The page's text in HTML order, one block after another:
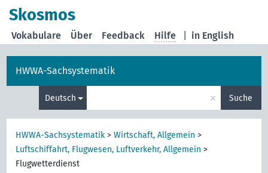
Skosmos
in English
Vokabulare Über Feedback Hilfe
HWWA-Sachsystematik
Deutsch × Suche
HWWA-Sachsystematik >Wirtschaft, Allgemein >
Luftschiffahrt, Flugwesen, Luftverkehr, Allgemein >
Flugwetterdienst